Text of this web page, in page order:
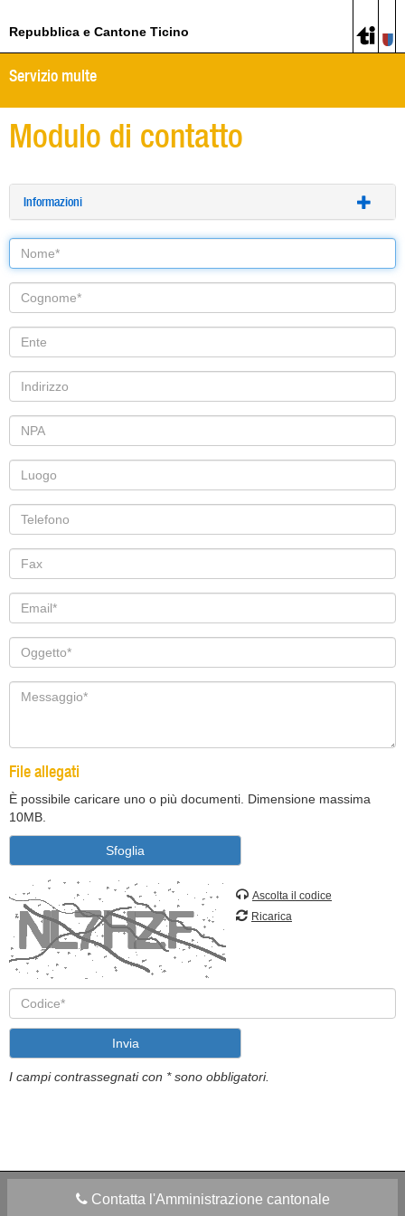
Repubblica e Cantone Ticino
Servizio multe
Modulo di contatto
Informazioni
File allegati
È possibile caricare uno o più documenti. Dimensione massima
10MB.
Sfoglia
Ascolta il codice
Ricarica
Invia
I campi contrassegnati con * sono obbligatori.
Contatta l'Amministrazione cantonale